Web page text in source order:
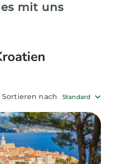
mit uns
Sortieren nach Standard